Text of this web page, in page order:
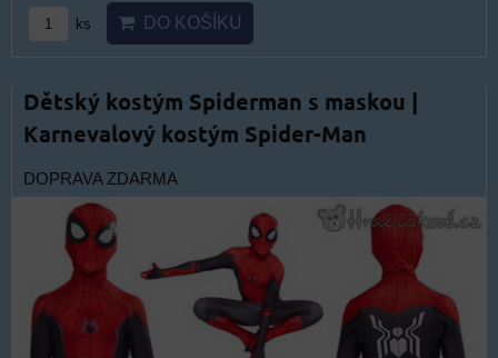
ks DO KOŠÍKU
Dětský kostým Spiderman s maskou |
Karnevalový kostým Spider-Man
DOPRAVA ZDARMA